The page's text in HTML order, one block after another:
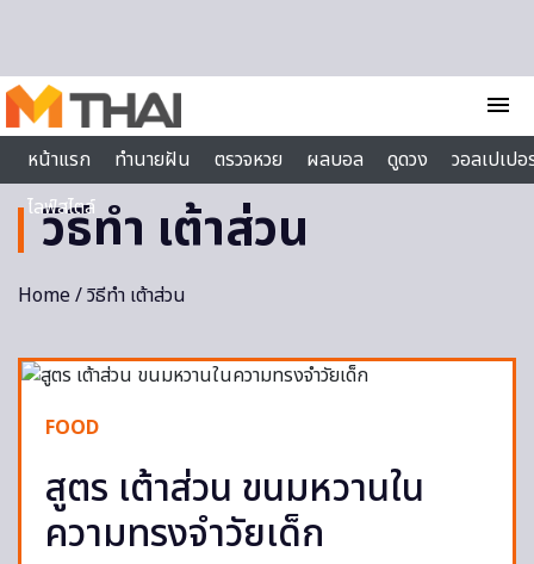
menu
หน้าแรก
ทำนายฝัน ตรวจหวย ผลบอล ดูดวง
วอลเปเป
ไลฟ์สไตล์
วิธีทำ เต้าส่วน
Home/ วิธีทำ เต้าส่วน
FOOD
สูตร เต้าส่วน ขนมหวานใน
ความทรงจำวัยเด็ก